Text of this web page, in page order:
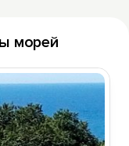
морей